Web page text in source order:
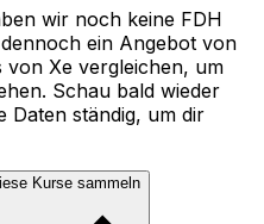
wir noch keine FDH
ein Angebot von
von Xe vergleichen, um
Schau bald wieder
Daten ständig, um dir
Kurse sammeln